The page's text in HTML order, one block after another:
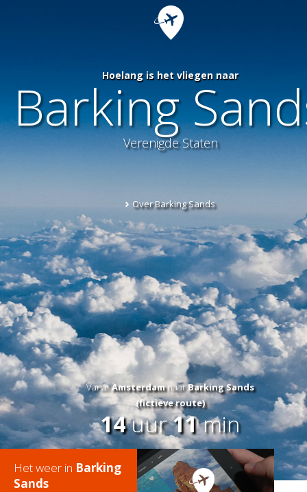
Hoelang is het vliegen naar
Barking
Verenigde Staten
Over Barking Sands
VanafAmsterdamnaarBarking Sands
(fictieve route)
14uur11min
Het weer in Barking
Sands